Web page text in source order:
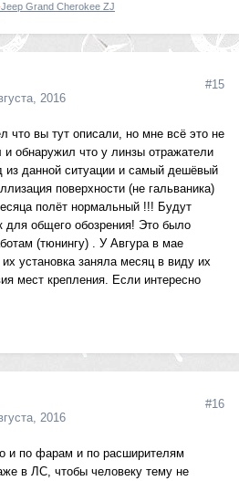
Jeep Grand Cherokee ZJ
2016
#15
что вы тут описали, но мне всё это не
обнаружил что у линзы отражатели
из данной ситуации и самый дешёвый
поверхности (не гальваника)
полёт нормальный !!! Будут
для общего обозрения! Это было
(тюнингу) . У Авгура в мае
установка заняла месяц в виду их
мест крепления. Если интересно
2016
#16
и по фарам и по расширителям
в ЛС, чтобы человеку тему не